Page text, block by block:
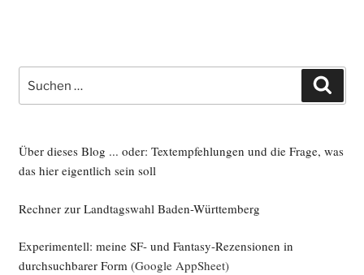
nach:
Über dieses Blog ... oder: Textempfehlungen und die Frage, was
das hier eigentlich sein soll
Rechner zur Landtagswahl Baden-Württemberg
Experimentell: meine SF- und Fantasy-Rezensionen in
durchsuchbarer Form(Google AppSheet)